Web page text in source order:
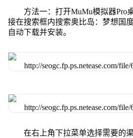
方法一：打开MuMu模拟器Pro
接在搜索框内搜索奥比岛：梦想国
自动下载并安装。
在右上角下拉菜单选择需要的